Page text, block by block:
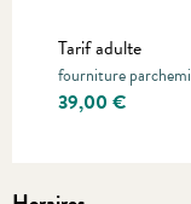
Tarif adulte
fourniture
39,00 €